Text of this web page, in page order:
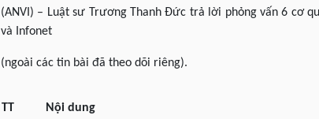
(ANVI) – Luật sư Trương Thanh Đức trả lời phỏng vấn 6 cơ
và Infonet
(ngoài các tin bài đã theo dõi riêng).
TT Nội dung